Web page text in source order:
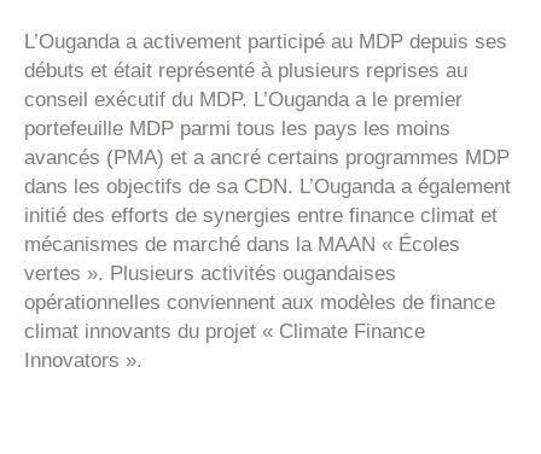
L’Ouganda a activement participé au MDP depuis ses
débuts et était représenté à plusieurs reprises au
conseil exécutif du MDP. L’Ouganda a le premier
portefeuille MDP parmi tous les pays les moins
avancés (PMA) et a ancré certains programmes MDP
dans les objectifs de sa CDN. L’Ouganda a également
initié des efforts de synergies entre finance climat et
mécanismes de marché dans la MAAN « Écoles
vertes ». Plusieurs activités ougandaises
opérationnelles conviennent aux modèles de finance
climat innovants du projet « Climate Finance
Innovators ».